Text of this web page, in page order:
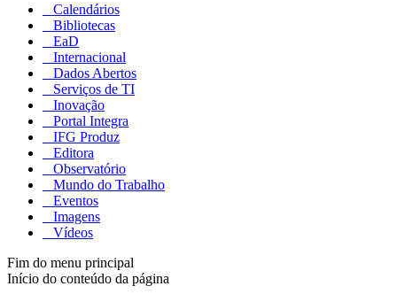
Calendários
Bibliotecas
EaD
Internacional
Dados Abertos
Serviços de TI
Inovação
Portal Integra
IFG Produz
Editora
Observatório
Mundo do Trabalho
Eventos
Imagens
Vídeos
Fim do menu principal
Início do conteúdo da página